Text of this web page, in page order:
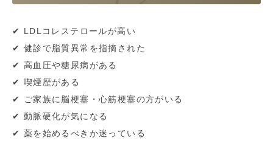
✔ LDLコレステロールが高い
✔ 健診で脂質異常を指摘された
✔ 高血圧や糖尿病がある
✔ 喫煙歴がある
✔ ご家族に脳梗塞・心筋梗塞の方がいる
✔ 動脈硬化が気になる
✔ 薬を始めるべきか迷っている